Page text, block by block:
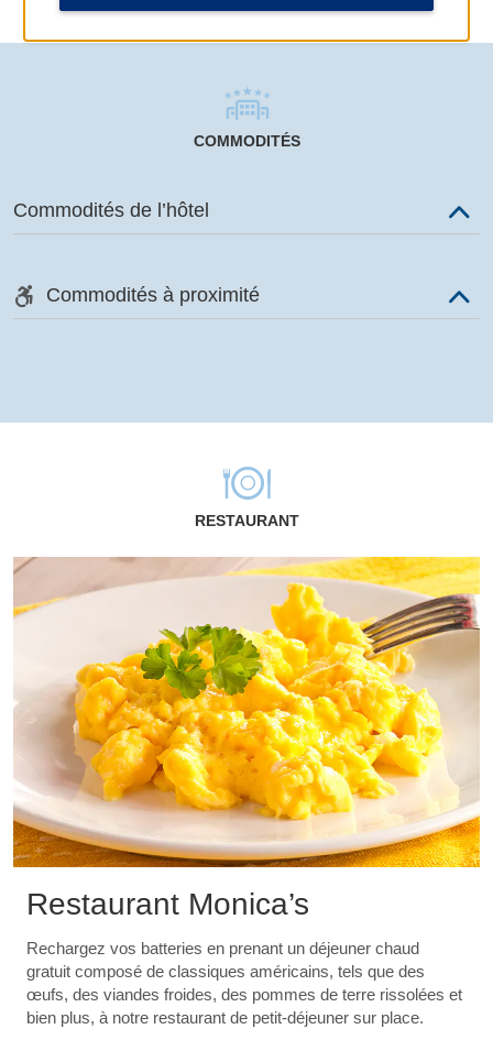
COMMODITÉS
Commodités de l’hôtel
Commodités à proximité
RESTAURANT
Restaurant Monica’s
Rechargez vos batteries en prenant un déjeuner chaud
gratuit composé de classiques américains, tels que des
œufs, des viandes froides, des pommes de terre rissolées et
bien plus, à notre restaurant de petit-déjeuner sur place.